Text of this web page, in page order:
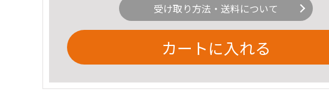
受け取り方法・送料について
カートに入れる